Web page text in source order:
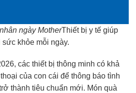
ngày MotherThiết bị y tế giúp
khỏe mỗi ngày.
các thiết bị thông minh có khả
của con cái để thông báo tình
thành tiêu chuẩn mới. Món quà